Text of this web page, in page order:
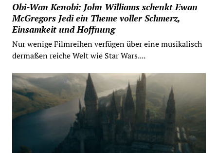
Obi-Wan Kenobi: John Williams schenkt Ewan
McGregors Jedi ein Theme voller Schmerz,
Einsamkeit und Hoffnung
Nur wenige Filmreihen verfügen über eine musikalisch
dermaßen reiche Welt wie Star Wars....